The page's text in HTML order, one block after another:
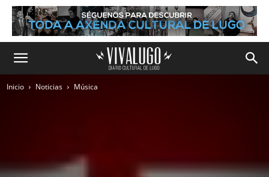
Inicio Noticias Música